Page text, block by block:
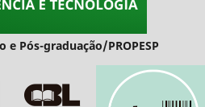
Pós-graduação/PROPESP